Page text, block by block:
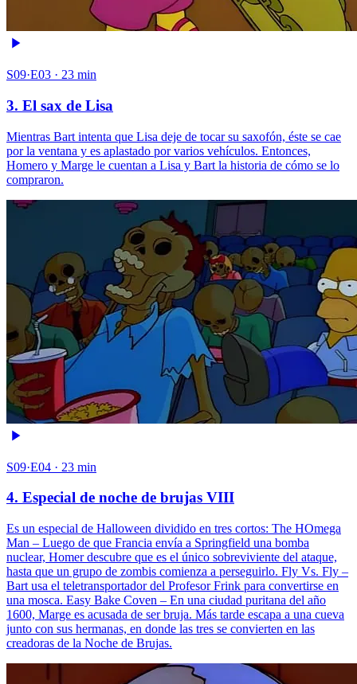
S09·E03 · 23 min
3. El sax de Lisa
Mientras Bart intenta que Lisa deje de tocar su saxofón, éste se cae
por la ventana y es aplastado por varios vehículos. Entonces,
Homero y Marge le cuentan a Lisa y Bart la historia de cómo se lo
compraron.
S09·E04 · 23 min
4. Especial de noche de brujas VIII
Es un especial de Halloween dividido en tres cortos: The HOmega
Man – Luego de que Francia envía a Springfield una bomba
nuclear, Homer descubre que es el único sobreviviente del ataque,
hasta que un grupo de zombis comienza a perseguirlo. Fly Vs. Fly –
Bart usa el teletransportador del Profesor Frink para convertirse en
una mosca. Easy Bake Coven – En una ciudad puritana del año
1600, Marge es acusada de ser bruja. Más tarde escapa a una cueva
junto con sus hermanas, en donde las tres se convierten en las
creadoras de la Noche de Brujas.